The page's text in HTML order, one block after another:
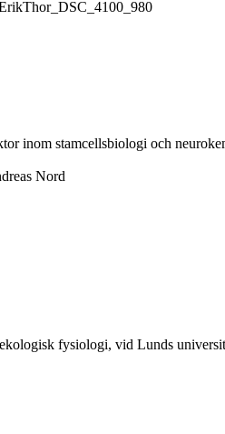
inom stamcellsbiologi och
fysiologi, vid Lunds